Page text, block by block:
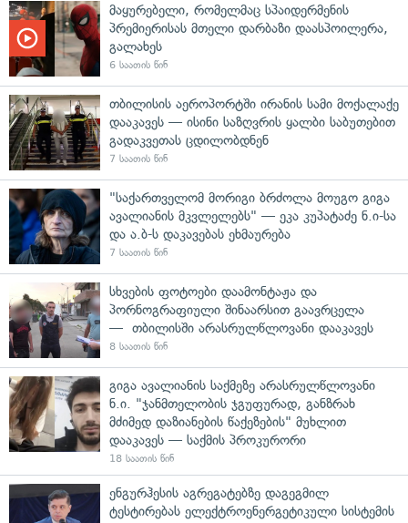
მაყურებელი, რომელმაც სპაიდერმენის
პრემიერისას მთელი დარბაზი დაასპოილერა,
გალახეს
6 საათის წინ
თბილისის აეროპორტში ირანის სამი მოქალაქე
დააკავეს — ისინი საზღვრის ყალბი საბუთებით
გადაკვეთას ცდილობდნენ
7 საათის წინ
"საქართველომ მორიგი ბრძოლა მოუგო გიგა
ავალიანის მკვლელებს" — ეკა კუპატაძე ნ.ი-სა
და ა.ბ-ს დაკავებას ეხმაურება
7 საათის წინ
სხვების ფოტოები დაამონტაჟა და
პორნოგრაფიული შინაარსით გაავრცელა
— თბილისში არასრულწლოვანი დააკავეს
8 საათის წინ
გიგა ავალიანის საქმეზე არასრულწლოვანი
ნ.ი. "ჯანმთელობის ჯგუფურად, განზრახ
მძიმედ დაზიანების წაქეზების" მუხლით
დააკავეს — საქმის პროკურორი
18 საათის წინ
ენგურჰესის აგრეგატებზე დაგეგმილ
ტესტირებას ელექტროენერგეტიკული სისტემის